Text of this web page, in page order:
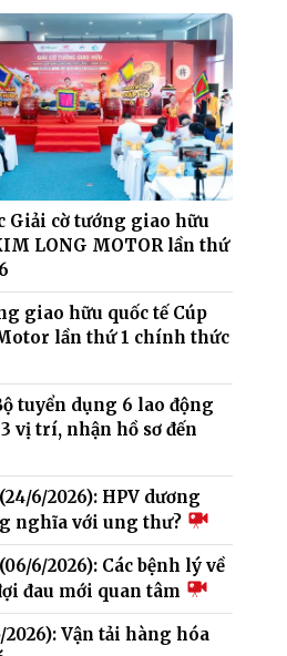
Giải cờ tướng giao hữu
LONG MOTOR lần thứ
giao hữu quốc tế Cúp
lần thứ 1 chính thức
tuyển dụng 6 lao động
vị trí, nhận hồ sơ đến
6/2026): HPV dương
nghĩa với ung thư?
6/2026): Các bệnh lý về
đau mới quan tâm
2026): Vận tải hàng hóa